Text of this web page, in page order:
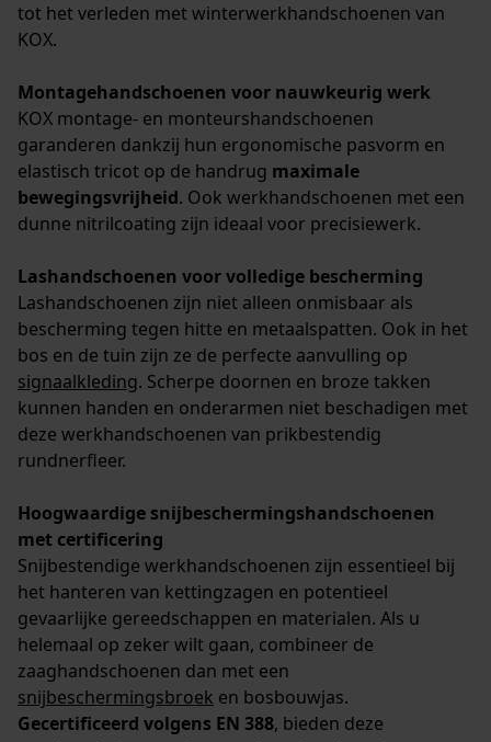
tot het verleden met winterwerkhandschoenen van
KOX.
Montagehandschoenen voor nauwkeurig werk
KOX montage- en monteurshandschoenen
garanderen dankzij hun ergonomische pasvorm en
elastisch tricot op de handrug maximale
bewegingsvrijheid. Ook werkhandschoenen met een
dunne nitrilcoating zijn ideaal voor precisiewerk.
Lashandschoenen voor volledige bescherming
Lashandschoenen zijn niet alleen onmisbaar als
bescherming tegen hitte en metaalspatten. Ook in het
bos en de tuin zijn ze de perfecte aanvulling op
signaalkleding. Scherpe doornen en broze takken
kunnen handen en onderarmen niet beschadigen met
deze werkhandschoenen van prikbestendig
rundnerfleer.
Hoogwaardige snijbeschermingshandschoenen
met certificering
Snijbestendige werkhandschoenen zijn essentieel bij
het hanteren van kettingzagen en potentieel
gevaarlijke gereedschappen en materialen. Als u
helemaal op zeker wilt gaan, combineer de
zaaghandschoenen dan met een
snijbeschermingsbroek en bosbouwjas.
Gecertificeerd volgens EN 388, bieden deze